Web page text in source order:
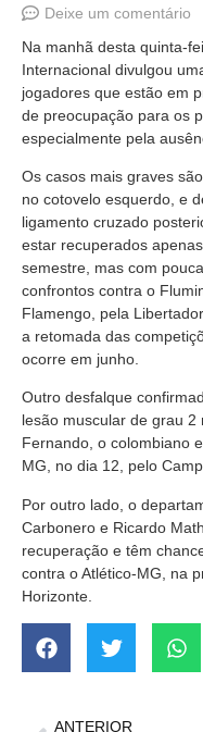
Deixe um comentário
Na manhã desta quinta-
Internacional divulgou
jogadores que estão em
de preocupação para os
especialmente pela
Os casos mais graves
no cotovelo esquerdo, e
ligamento cruzado
estar recuperados
semestre, mas com
confrontos contra o
Flamengo, pela
a retomada das
ocorre em junho.
Outro desfalque
lesão muscular de grau 2
Fernando, o colombiano
MG, no dia 12, pelo
Por outro lado, o
Carbonero e Ricardo
recuperação e têm
contra o Atlético-MG, na
Horizonte.
ANTERIOR